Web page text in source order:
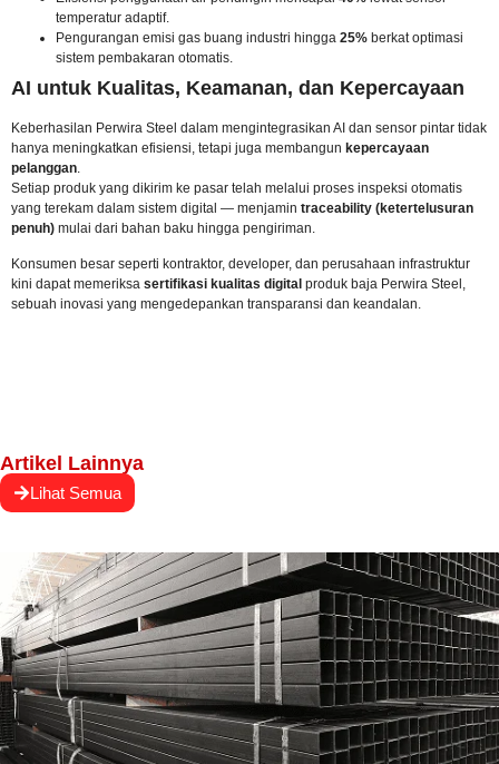
temperatur adaptif.
Pengurangan emisi gas buang industri hingga 25% berkat optimasi
sistem pembakaran otomatis.
AI untuk Kualitas, Keamanan, dan Kepercayaan
Keberhasilan Perwira Steel dalam mengintegrasikan AI dan sensor pintar tidak
hanya meningkatkan efisiensi, tetapi juga membangun kepercayaan
pelanggan.
Setiap produk yang dikirim ke pasar telah melalui proses inspeksi otomatis
yang terekam dalam sistem digital — menjamin traceability (ketertelusuran
penuh) mulai dari bahan baku hingga pengiriman.
Konsumen besar seperti kontraktor, developer, dan perusahaan infrastruktur
kini dapat memeriksa sertifikasi kualitas digital produk baja Perwira Steel,
sebuah inovasi yang mengedepankan transparansi dan keandalan.
Artikel Lainnya
Lihat Semua